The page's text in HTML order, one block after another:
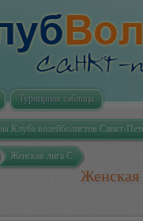
Турнирная таблица
Клуба волейболистов Санкт-
Женская лига С
Женская